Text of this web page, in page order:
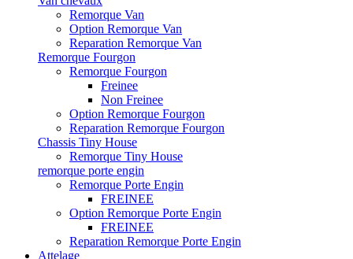
Remorque Van
Option Remorque Van
Reparation Remorque Van
Remorque Fourgon
Remorque Fourgon
Freinee
Non Freinee
Option Remorque Fourgon
Reparation Remorque Fourgon
Chassis Tiny House
Remorque Tiny House
remorque porte engin
Remorque Porte Engin
FREINEE
Option Remorque Porte Engin
FREINEE
Reparation Remorque Porte Engin
Attelage